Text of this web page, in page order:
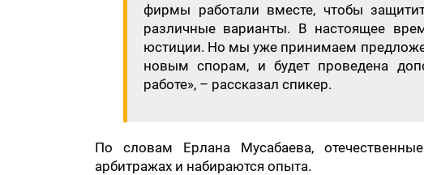
фирмы работали вместе, чтобы
различные варианты. В настоящее
юстиции. Но мы уже принимаем
новым спорам, и будет проведена
работе», – рассказал спикер.
По словам Ерлана Мусабаева,
арбитражах и набираются опыта.